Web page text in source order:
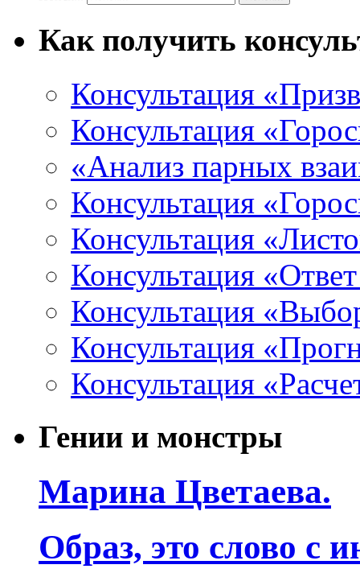
Как получить
Консультация
Консультация
«Анализ парных
Консультация
Консультация
Консультация
Консультация
Консультация
Консультация
Гении и монстры
Марина Цветаева.
Образ, это слово с